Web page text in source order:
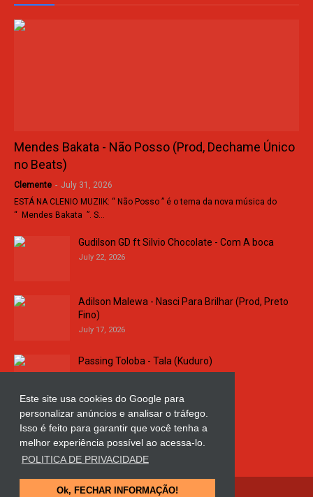
Este site usa cookies do Google para
personalizar anúncios e analisar o tráfego.
Isso é feito para garantir que você tenha a
melhor experiência possível ao acessa-lo.
POLITICA DE PRIVACIDADE
Ok, FECHAR INFORMAÇÃO!
Mendes Bakata - Não Posso (Prod, Dechame Único
no Beats)
Clemente - July 31, 2026
ESTÁ NA CLENIO MUZIIK: “ Não Posso ” é o tema da nova música do
“ Mendes Bakata ”. S…
Gudilson GD ft Silvio Chocolate - Com A boca
July 22, 2026
Adilson Malewa - Nasci Para Brilhar (Prod, Preto
Fino)
July 17, 2026
Passing Toloba - Tala (Kuduro)
Russo k - Ligação da Comarca
July 11, 2026